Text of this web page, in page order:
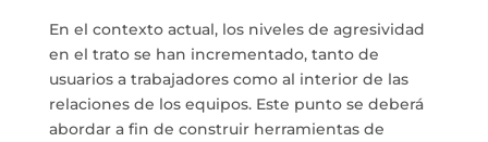
En el contexto actual, los niveles de agresividad
en el trato se han incrementado, tanto de
usuarios a trabajadores como al interior de las
relaciones de los equipos. Este punto se deberá
abordar a fin de construir herramientas de